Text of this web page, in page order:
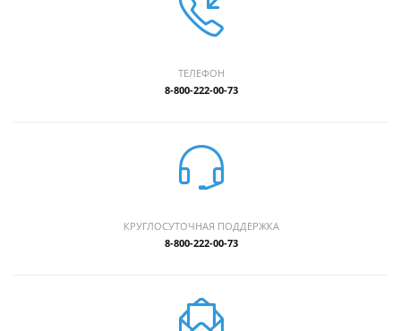
ТЕЛЕФОН
8-800-222-00-73
КРУГЛОСУТОЧНАЯ ПОДДЕРЖКА
8-800-222-00-73